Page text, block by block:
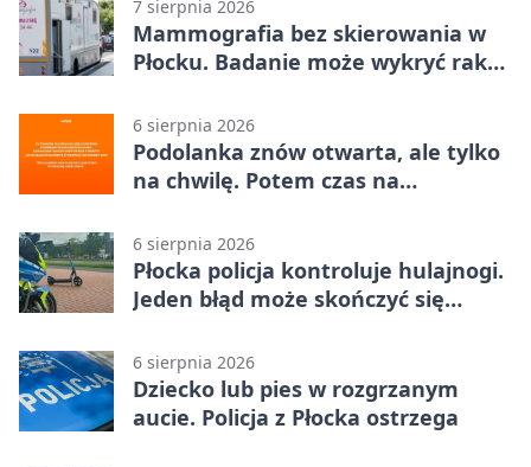
7 sierpnia 2026
Mammografia bez skierowania w
Płocku. Badanie może wykryć raka,
6 sierpnia 2026
Podolanka znów otwarta, ale tylko
na chwilę. Potem czas na
6 sierpnia 2026
Płocka policja kontroluje hulajnogi.
Jeden błąd może skończyć się
6 sierpnia 2026
Dziecko lub pies w rozgrzanym
aucie. Policja z Płocka ostrzega